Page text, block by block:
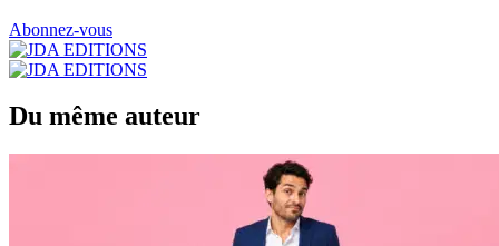
Abonnez-vous
Du même auteur